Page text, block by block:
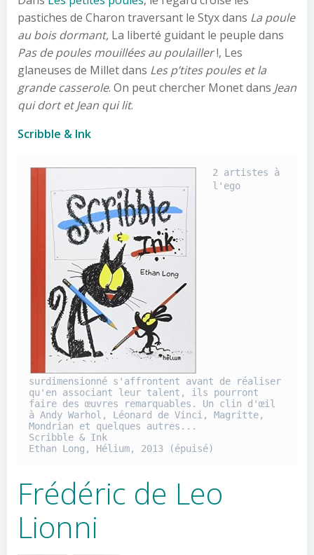
pastiches de Charon traversant le Styx dans La poule
au bois dormant, La liberté guidant le peuple dans
Pas de poules mouillées au poulailler!, Les
glaneuses de Millet dans Les p’tites poules et la
grande casserole. On peut chercher Monet dans Jean
qui dort et Jean qui lit.
Scribble & Ink
2 artistes à
l'ego
surdimensionné s'affrontent avant de réaliser
qu'en associant leur talent, ils pourront
faire des œuvres remarquables. Un clin d'œil
à Andy Warhol, Léonard de Vinci, Magritte,
Mondrian et quelques autres...
Scribble & Ink
Ethan Long, Hélium, 2013 (épuisé)
Frédéric de Leo
Lionni